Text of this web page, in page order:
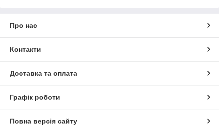
Про нас
Контакти
Доставка та оплата
Графік роботи
Повна версія сайту